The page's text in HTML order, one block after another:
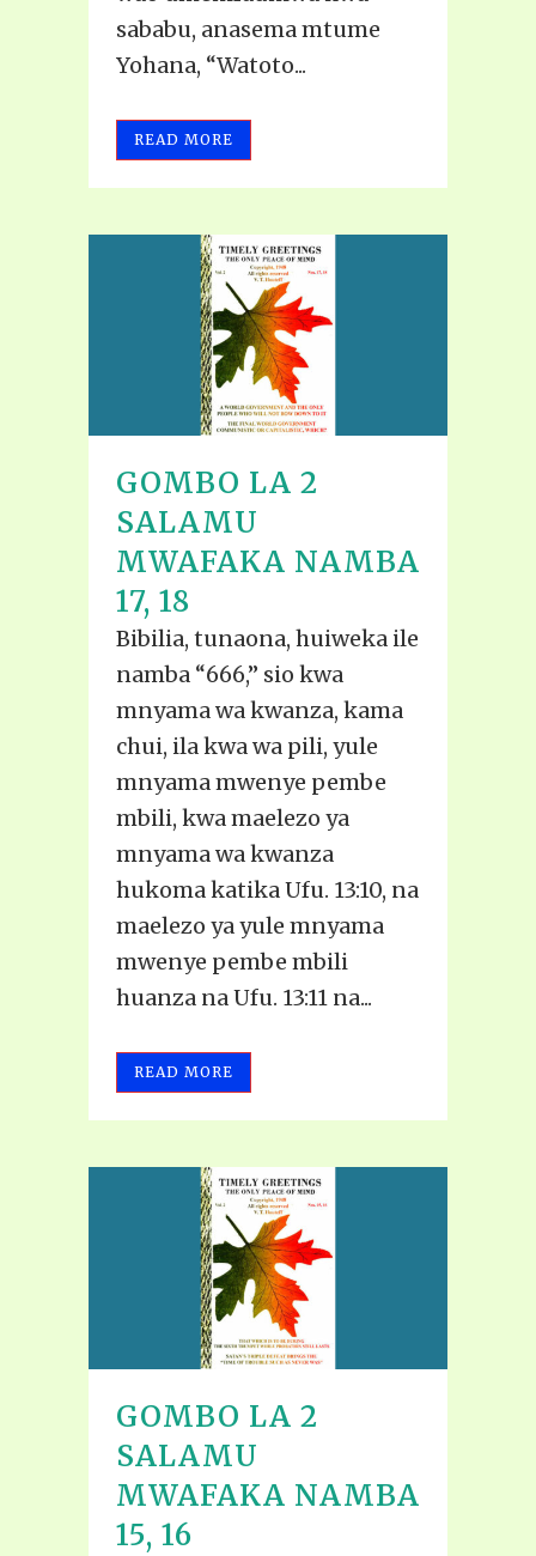
sababu, anasema mtume
Yohana, “Watoto...
READ MORE
GOMBO LA 2
SALAMU
MWAFAKA NAMBA
17, 18
Bibilia, tunaona, huiweka ile
namba “666,” sio kwa
mnyama wa kwanza, kama
chui, ila kwa wa pili, yule
mnyama mwenye pembe
mbili, kwa maelezo ya
mnyama wa kwanza
hukoma katika Ufu. 13:10, na
maelezo ya yule mnyama
mwenye pembe mbili
huanza na Ufu. 13:11 na...
READ MORE
GOMBO LA 2
SALAMU
MWAFAKA NAMBA
15, 16